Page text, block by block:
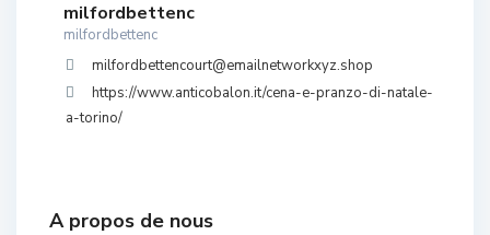
milfordbettenc
milfordbettenc
milfordbettencourt@emailnetworkxyz.shop
https://www.anticobalon.it/cena-e-pranzo-di-natale-
a-torino/
A propos de nous